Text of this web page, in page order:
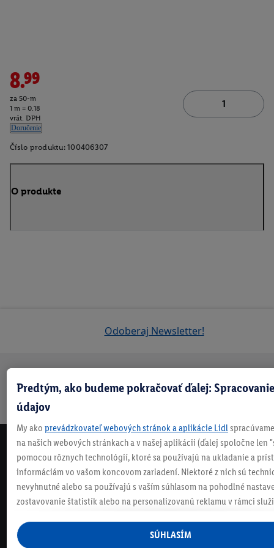
8.99
za 50-m
1 m = 0.18
vrát. DPH
Doručenie
Číslo produktu: 100406307
O produkte
Odoberaj Newsletter!
Doprava
zadarmo
nad 70 €¹
30 dní na
vrátenie
Vrátenie
zadarmo
Každý
týždeň
Bezpečný nákup
NEWSLETTER
NEZMEŠKAJ NAŠE AKCIE!
ODOBERAJ NÁŠ NEWSLETTER
Predtým, ako budeme pokračovať ďalej:
údajov
My ako prevádzkovateľ webových stránok a aplikácie Lidl
na našich webových stránkach a v našej aplikácii (ďalej spoločne len
pomocou rôznych technológií, ktoré sa používajú na ukladanie a
informáciám vo vašom koncovom zariadení. Niektoré z nich sú
nevyhnutné alebo sa používajú s vaším súhlasom na pohodlné
zostavovanie štatistík alebo na personalizovanú reklamu v rámci
údaje z vášho nákupného správania v obchode.
Ak tu udelíte svoj súhlas na účely personalizovanej reklamy a
SÚHLASÍM